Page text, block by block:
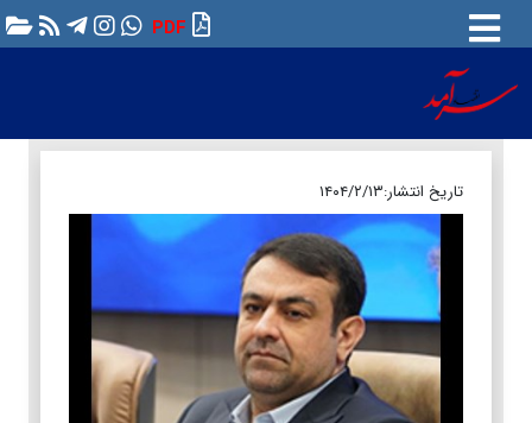
PDF
تاریخ انتشار:۱۴۰۴/۲/۱۳